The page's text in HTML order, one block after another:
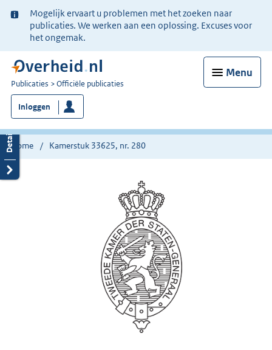
Ter
informatie:
Mogelijk ervaart u problemen met het zoeken naar
publicaties. We werken aan een oplossing. Excuses voor
het ongemak.
Menu
U
bent
nu
hier:
Publicaties Officiële publicaties
Inloggen
Home Kamerstuk 33625, nr. 280